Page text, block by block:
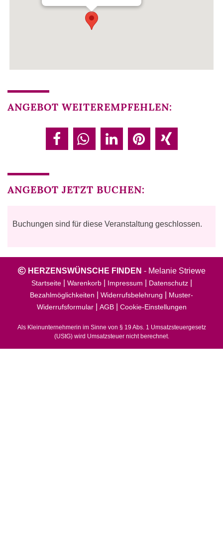
ANGEBOT WEITEREMPFEHLEN:
ANGEBOT JETZT BUCHEN:
Buchungen sind für diese Veranstaltung geschlossen.
HERZENSWÜNSCHE FINDEN - Melanie Striewe
Startseite| Warenkorb| Impressum Datenschutz|
Bezahlmöglichkeiten Widerrufsbelehrung
Muster-
Widerrufsformular| AGB| Cookie-Einstellungen
Als Kleinunternehmerin im Sinne von § 19 Abs. 1 Umsatzsteuergesetz
(UStG) wird Umsatzsteuer nicht berechnet.